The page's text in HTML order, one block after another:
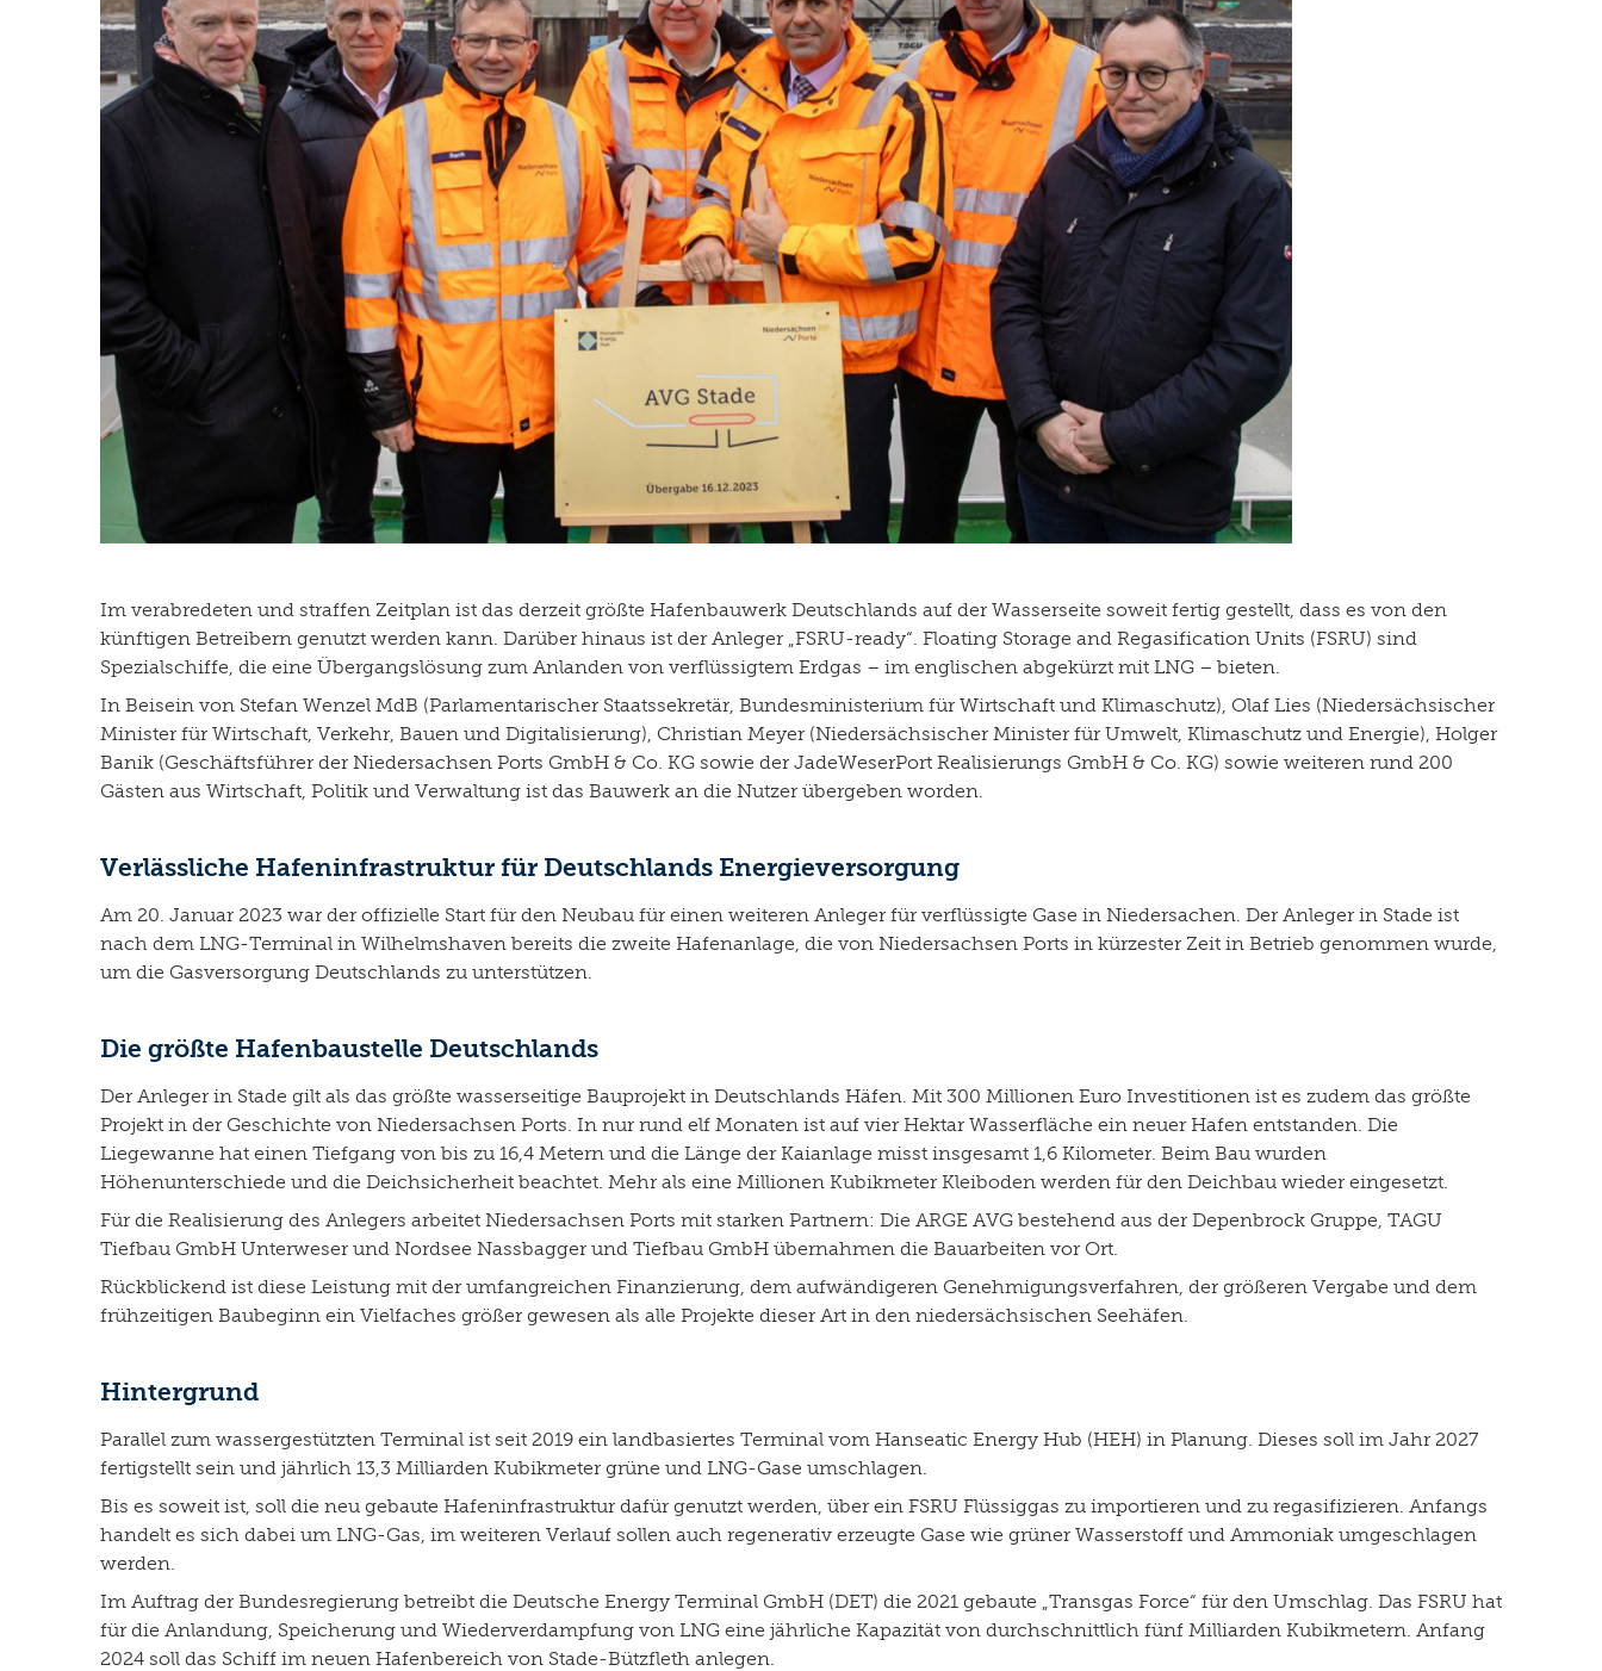
Im verabredeten und straffen Zeitplan ist das derzeit größte Hafenbauwerk Deutschlands auf der Wasserseite soweit fertig gestellt, dass es von den
künftigen Betreibern genutzt werden kann. Darüber hinaus ist der Anleger „FSRU-ready“. Floating Storage and Regasification Units (FSRU) sind
Spezialschiffe, die eine Übergangslösung zum Anlanden von verflüssigtem Erdgas – im englischen abgekürzt mit LNG – bieten.
In Beisein von Stefan Wenzel MdB (Parlamentarischer Staatssekretär, Bundesministerium für Wirtschaft und Klimaschutz), Olaf Lies (Niedersächsischer
Minister für Wirtschaft, Verkehr, Bauen und Digitalisierung), Christian Meyer (Niedersächsischer Minister für Umwelt, Klimaschutz und Energie), Holger
Banik (Geschäftsführer der Niedersachsen Ports GmbH & Co. KG sowie der JadeWeserPort Realisierungs GmbH & Co. KG) sowie weiteren rund 200
Gästen aus Wirtschaft, Politik und Verwaltung ist das Bauwerk an die Nutzer übergeben worden.
Verlässliche Hafeninfrastruktur für Deutschlands Energieversorgung
Am 20. Januar 2023 war der offizielle Start für den Neubau für einen weiteren Anleger für verflüssigte Gase in Niedersachen. Der Anleger in Stade ist
nach dem LNG-Terminal in Wilhelmshaven bereits die zweite Hafenanlage, die von Niedersachsen Ports in kürzester Zeit in Betrieb genommen wurde,
um die Gasversorgung Deutschlands zu unterstützen.
Die größte Hafenbaustelle Deutschlands
Der Anleger in Stade gilt als das größte wasserseitige Bauprojekt in Deutschlands Häfen. Mit 300 Millionen Euro Investitionen ist es zudem das größte
Projekt in der Geschichte von Niedersachsen Ports. In nur rund elf Monaten ist auf vier Hektar Wasserfläche ein neuer Hafen entstanden. Die
Liegewanne hat einen Tiefgang von bis zu 16,4 Metern und die Länge der Kaianlage misst insgesamt 1,6 Kilometer. Beim Bau wurden
Höhenunterschiede und die Deichsicherheit beachtet. Mehr als eine Millionen Kubikmeter Kleiboden werden für den Deichbau wieder eingesetzt.
Für die Realisierung des Anlegers arbeitet Niedersachsen Ports mit starken Partnern: Die ARGE AVG bestehend aus der Depenbrock Gruppe, TAGU
Tiefbau GmbH Unterweser und Nordsee Nassbagger und Tiefbau GmbH übernahmen die Bauarbeiten vor Ort.
Rückblickend ist diese Leistung mit der umfangreichen Finanzierung, dem aufwändigeren Genehmigungsverfahren, der größeren Vergabe und dem
frühzeitigen Baubeginn ein Vielfaches größer gewesen als alle Projekte dieser Art in den niedersächsischen Seehäfen.
Hintergrund
Parallel zum wassergestützten Terminal ist seit 2019 ein landbasiertes Terminal vom Hanseatic Energy Hub (HEH) in Planung. Dieses soll im Jahr 2027
fertigstellt sein und jährlich 13,3 Milliarden Kubikmeter grüne und LNG-Gase umschlagen.
Bis es soweit ist, soll die neu gebaute Hafeninfrastruktur dafür genutzt werden, über ein FSRU Flüssiggas zu importieren und zu regasifizieren. Anfangs
handelt es sich dabei um LNG-Gas, im weiteren Verlauf sollen auch regenerativ erzeugte Gase wie grüner Wasserstoff und Ammoniak umgeschlagen
werden.
Im Auftrag der Bundesregierung betreibt die Deutsche Energy Terminal GmbH (DET) die 2021 gebaute „Transgas Force“ für den Umschlag. Das FSRU hat
für die Anlandung, Speicherung und Wiederverdampfung von LNG eine jährliche Kapazität von durchschnittlich fünf Milliarden Kubikmetern. Anfang
2024 soll das Schiff im neuen Hafenbereich von Stade-Bützfleth anlegen.